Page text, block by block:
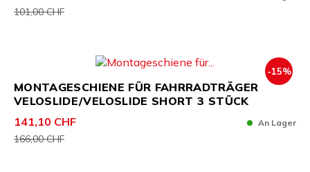
101,00 CHF
MONTAGESCHIENE FÜR FAHRRADTRÄGER
VELOSLIDE/VELOSLIDE SHORT 3 STÜCK
141,10 CHF
-15%
166,00 CHF
An Lager